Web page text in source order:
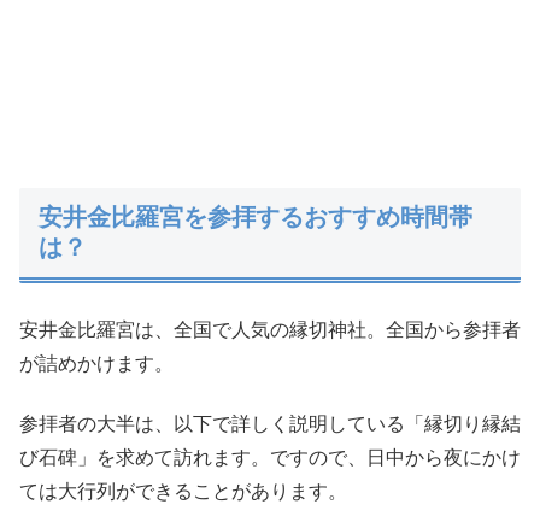
安井金比羅宮を参拝するおすすめ時間帯
は？
安井金比羅宮は、全国で人気の縁切神社。全国から参拝者
が詰めかけます。
参拝者の大半は、以下で詳しく説明している「縁切り縁結
び石碑」を求めて訪れます。ですので、日中から夜にかけ
ては大行列ができることがあります。